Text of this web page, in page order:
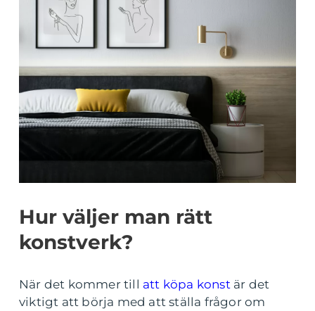
Hur väljer man rätt
konstverk?
När det kommer till att köpa konst är det
viktigt att börja med att ställa frågor om